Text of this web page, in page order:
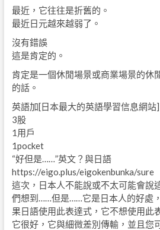
最近，它往往是折舊的。
最近日元越來越弱了。
沒有錯誤
這是肯定的。
肯定是一個休閒場景或商業場景的休
的話。
英語加[日本最大的英語學習信息網站]
3股
1用戶
1pocket
“好但是……”英文？與日語
https://eigo.plus/eigokenbunka/sure
這次，日本人不能說或不太可能會說
們想到……但是……它是日本人的好處
果日語使用此表達式，它不想使用此
它很好，它與細微差別傳輸，並且您